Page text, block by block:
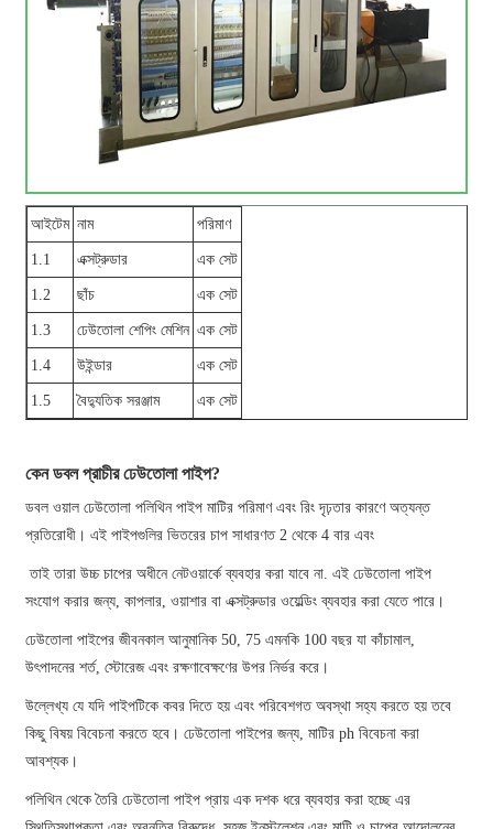
আইটেম নাম পরিমাণ
1.1 এক্সট্রুডার এক সেট
1.2 ছাঁচ এক সেট
1.3 ঢেউতোলা শেপিং মেশিন এক সেট
1.4 উইন্ডার এক সেট
1.5 বৈদ্যুতিক সরঞ্জাম এক সেট
কেন ডবল প্রাচীর ঢেউতোলা পাইপ?
ডবল ওয়াল ঢেউতোলা পলিথিন পাইপ মাটির পরিমাণ এবং রিং দৃঢ়তার কারণে অত্যন্ত
প্রতিরোধী। এই পাইপগুলির ভিতরের চাপ সাধারণত 2 থেকে 4 বার এবং
তাই তারা উচ্চ চাপের অধীনে নেটওয়ার্কে ব্যবহার করা যাবে না. এই ঢেউতোলা পাইপ
সংযোগ করার জন্য, কাপলার, ওয়াশার বা এক্সট্রুডার ওয়েল্ডিং ব্যবহার করা যেতে পারে।
ঢেউতোলা পাইপের জীবনকাল আনুমানিক 50, 75 এমনকি 100 বছর যা কাঁচামাল,
উৎপাদনের শর্ত, স্টোরেজ এবং রক্ষণাবেক্ষণের উপর নির্ভর করে।
উল্লেখ্য যে যদি পাইপটিকে কবর দিতে হয় এবং পরিবেশগত অবস্থা সহ্য করতে হয় তবে
কিছু বিষয় বিবেচনা করতে হবে। ঢেউতোলা পাইপের জন্য, মাটির ph বিবেচনা করা
আবশ্যক।
পলিথিন থেকে তৈরি ঢেউতোলা পাইপ প্রায় এক দশক ধরে ব্যবহার করা হচ্ছে এর